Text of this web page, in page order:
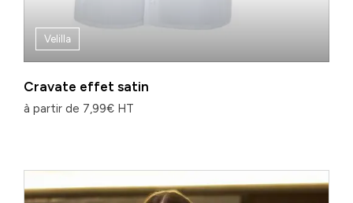
Velilla
Cravate effet satin
à partir de 7,99€ HT